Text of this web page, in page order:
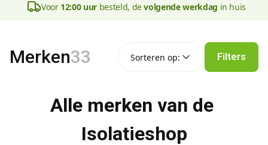
Voor 12:00 uur besteld, devolgende werkdag in huis
Merken33 Sorteren op: Filters
Alle merken van de
Isolatieshop